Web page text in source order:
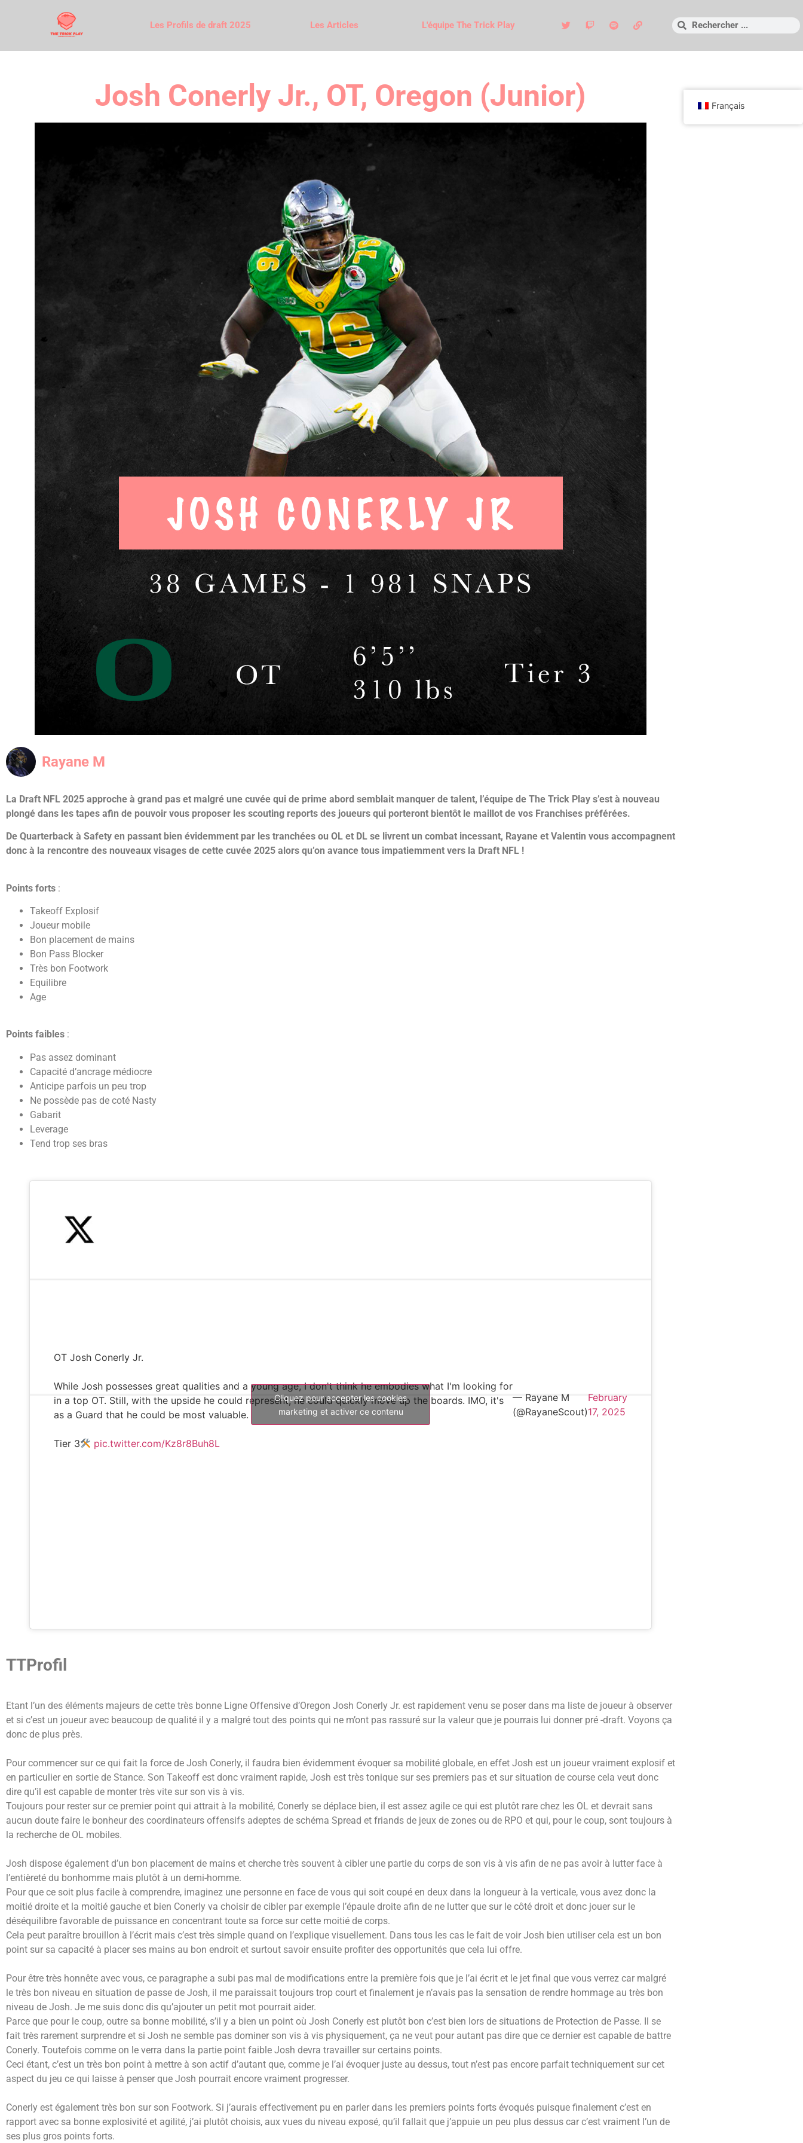
Les Profils de draft 2025 Les Articles L'équipe The Trick Play
Josh Conerly Jr., OT, Oregon (Junior)
Rayane M
La Draft NFL 2025 approche à grand pas et malgré une cuvée qui de prime abord semblait manquer de talent, l’équipe de The Trick Play s’est à nouveau
plongé dans les tapes afin de pouvoir vous proposer les scouting reports des joueurs qui porteront bientôt le maillot de vos Franchises préférées.
De Quarterback à Safety en passant bien évidemment par les tranchées ou OL et DL se livrent un combat incessant, Rayane et Valentin vous accompagnent
donc à la rencontre des nouveaux visages de cette cuvée 2025 alors qu’on avance tous impatiemment vers la Draft NFL !
Points forts :
Takeoff Explosif
Joueur mobile
Bon placement de mains
Bon Pass Blocker
Très bon Footwork
Equilibre
Age
Points faibles :
Pas assez dominant
Capacité d’ancrage médiocre
Anticipe parfois un peu trop
Ne possède pas de coté Nasty
Gabarit
Leverage
Tend trop ses bras
OT Josh Conerly Jr.
While Josh possesses great qualities and a young age, I don't think he embodies what I'm looking for
in a top OT. Still, with the upside he could represent, he could quickly move up the boards. IMO, it's
as a Guard that he could be most valuable.
Tier 3 pic.twitter.com/Kz8r8Buh8L
— Rayane M
(@RayaneScout)
February
17, 2025
Cliquez pour accepter les cookies
marketing et activer ce contenu
TTProfil
Etant l’un des éléments majeurs de cette très bonne Ligne Offensive d’Oregon Josh Conerly Jr. est rapidement venu se poser dans ma liste de joueur à observer
et si c’est un joueur avec beaucoup de qualité il y a malgré tout des points qui ne m’ont pas rassuré sur la valeur que je pourrais lui donner pré -draft. Voyons ça
donc de plus près.
Pour commencer sur ce qui fait la force de Josh Conerly, il faudra bien évidemment évoquer sa mobilité globale, en effet Josh est un joueur vraiment explosif et
en particulier en sortie de Stance. Son Takeoff est donc vraiment rapide, Josh est très tonique sur ses premiers pas et sur situation de course cela veut donc
dire qu’il est capable de monter très vite sur son vis à vis.
Toujours pour rester sur ce premier point qui attrait à la mobilité, Conerly se déplace bien, il est assez agile ce qui est plutôt rare chez les OL et devrait sans
aucun doute faire le bonheur des coordinateurs offensifs adeptes de schéma Spread et friands de jeux de zones ou de RPO et qui, pour le coup, sont toujours à
la recherche de OL mobiles.
Josh dispose également d’un bon placement de mains et cherche très souvent à cibler une partie du corps de son vis à vis afin de ne pas avoir à lutter face à
l’entièreté du bonhomme mais plutôt à un demi-homme.
Pour que ce soit plus facile à comprendre, imaginez une personne en face de vous qui soit coupé en deux dans la longueur à la verticale, vous avez donc la
moitié droite et la moitié gauche et bien Conerly va choisir de cibler par exemple l’épaule droite afin de ne lutter que sur le côté droit et donc jouer sur le
déséquilibre favorable de puissance en concentrant toute sa force sur cette moitié de corps.
Cela peut paraître brouillon à l’écrit mais c’est très simple quand on l’explique visuellement. Dans tous les cas le fait de voir Josh bien utiliser cela est un bon
point sur sa capacité à placer ses mains au bon endroit et surtout savoir ensuite profiter des opportunités que cela lui offre.
Pour être très honnête avec vous, ce paragraphe a subi pas mal de modifications entre la première fois que je l’ai écrit et le jet final que vous verrez car malgré
le très bon niveau en situation de passe de Josh, il me paraissait toujours trop court et finalement je n’avais pas la sensation de rendre hommage au très bon
niveau de Josh. Je me suis donc dis qu’ajouter un petit mot pourrait aider.
Parce que pour le coup, outre sa bonne mobilité, s’il y a bien un point où Josh Conerly est plutôt bon c’est bien lors de situations de Protection de Passe. Il se
fait très rarement surprendre et si Josh ne semble pas dominer son vis à vis physiquement, ça ne veut pour autant pas dire que ce dernier est capable de battre
Conerly. Toutefois comme on le verra dans la partie point faible Josh devra travailler sur certains points.
Ceci étant, c’est un très bon point à mettre à son actif d’autant que, comme je l’ai évoquer juste au dessus, tout n’est pas encore parfait techniquement sur cet
aspect du jeu ce qui laisse à penser que Josh pourrait encore vraiment progresser.
Conerly est également très bon sur son Footwork. Si j’aurais effectivement pu en parler dans les premiers points forts évoqués puisque finalement c’est en
rapport avec sa bonne explosivité et agilité, j’ai plutôt choisis, aux vues du niveau exposé, qu’il fallait que j’appuie un peu plus dessus car c’est vraiment l’un de
ses plus gros points forts.
Français